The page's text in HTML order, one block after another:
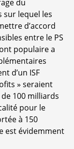
du
sur lequel les
d’accord
entre le PS
populaire a
d’un ISF
» seraient
100 milliards
pour le
à 150
est évidemment